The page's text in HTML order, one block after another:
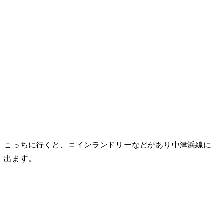
こっちに行くと、コインランドリーなどがあり中津浜線に
出ます。